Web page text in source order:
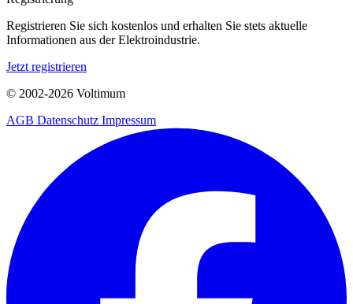
Registrieren Sie sich kostenlos und erhalten Sie stets aktuelle
Informationen aus der Elektroindustrie.
Jetzt registrieren
© 2002-2026 Voltimum
AGB Datenschutz Impressum